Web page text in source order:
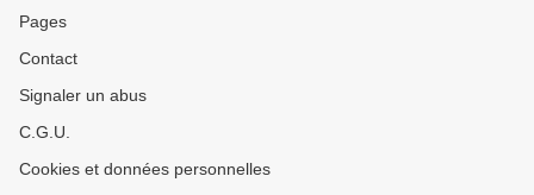
Pages
Contact
Signaler un abus
C.G.U.
Cookies et données personnelles